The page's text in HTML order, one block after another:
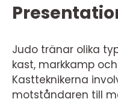
Judo tränar olika
kast, markkamp
Kastteknikerna
motståndaren till